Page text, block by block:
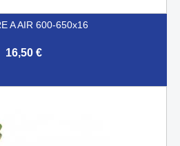
A AIR 600-650x16
16,50 €